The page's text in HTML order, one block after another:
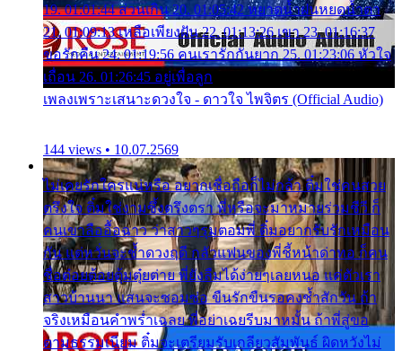
19. 01:01:44 ส่วนเกิน 20. 01:05:42 หยาดน้ำฝนหยดน้ำตา
21. 01:09:13 เหลือเพียงฝัน 22. 01:13:26 เขา 23. 01:16:37
ขอรักคืน 24. 01:19:56 คนเรารักกันยาก 25. 01:23:06 หัวใจ
เถื่อน 26. 01:26:45 อยู่เพื่อลูก
เพลงเพราะเสนาะดวงใจ - ดาวใจ ไพจิตร (Official Audio)
144 views • 10.07.2569
ไม่เคยรักใครแน่หรือ อยากเชื่อถือก็ไม่กล้า ติ๋มใช่คนสวย
ตรึงใจ ติ๋มใช่งามซึ้งตรึงตรา พี่หรือจะมาหมายร่วมชีวี ก็
คนเขาลืออื้อฉาว ว่าสาวๆรุมตอมพี่ ติ๋มอยากรับรักเหมือน
กัน แต่หวั่นจะช้ำดวงฤดี กลัวแฟนของพี่ชี้หน้าด่าทอ ก็คน
ชื่อต๋อยต้อยตุ้มตุ๋ยต่าย พี่ยังลืมได้ง่ายๆเลยหนอ แค่ตัวเรา
สาวบ้านนา แสนจะซอมซ่อ ขืนรักขืนรอคงช้ำสักวัน ถ้า
จริงเหมือนคำพร่ำเฉลย พี่อย่าเฉยรีบมาหมั้น ถ้าพี่สู่ขอ
ตามธรรมเนียม ติ๋มจะเตรียมรับเกลียวสัมพันธ์ ผิดหวังไม่